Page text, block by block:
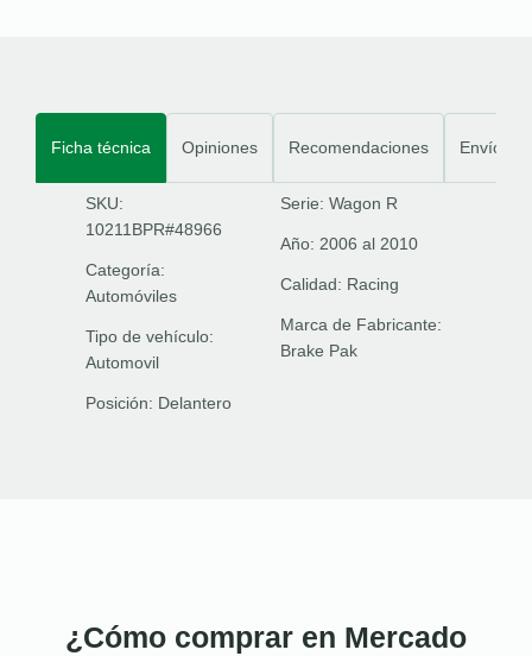
Ficha técnica Opiniones Recomendaciones Envíos
SKU:
10211BPR#48966
Categoría:
Automóviles
Tipo de vehículo:
Automovil
Posición: Delantero
Serie: Wagon R
Año: 2006 al 2010
Calidad: Racing
Marca de Fabricante:
Brake Pak
¿Cómo comprar en Mercado